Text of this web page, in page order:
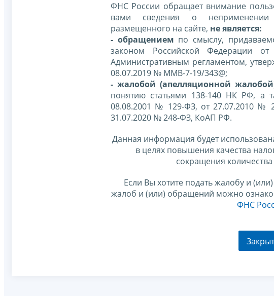
ФНС России обращает внимание
вами сведения о
размещенного на сайте, не является:
- обращением по смыслу,
законом Российской Федерации
Административным регламентом,
08.07.2019 № ММВ-7-19/343@;
- жалобой (апелляционной
понятию статьями 138-140 НК РФ, а
08.08.2001 № 129-ФЗ, от 27.07.2010 №
31.07.2020 № 248-ФЗ, КоАП РФ.
Данная информация будет
в целях повышения качества
сокращения
Если Вы хотите подать жалобу и
жалоб и (или) обращений можно
ФНС